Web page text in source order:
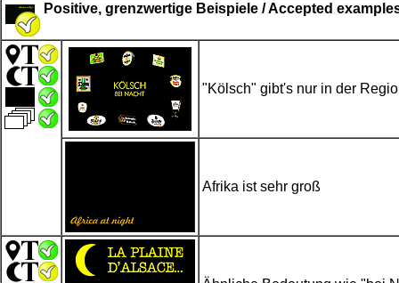
Positive, grenzwertige Beispiele / Accepted
"Kölsch" gibt's nur in der
Afrika ist sehr groß